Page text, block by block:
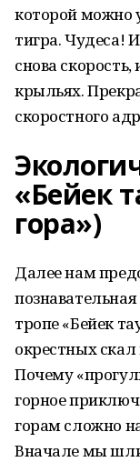
которой можно
тигра. Чудеса!
снова
крыльях.
скоростного
«Бейек
гора»)
Далее нам
тропе «Бейек
окрестных
Почему
горное
горам сложно
Вначале мы